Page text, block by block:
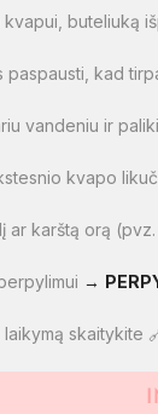
kvapui, buteliuką
kad
vandeniu ir
kvapo
ar karštą orą
→
skaitykite